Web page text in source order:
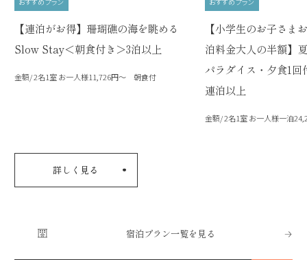
【連泊がお得】珊瑚礁の海を眺める
Slow Stay＜朝食付き＞3泊以上
金額/ 2名1室 お一人様11,726円～ 朝食付
【小学生のお子さま
泊料金大人の半額】
パラダイス・夕食1回
連泊以上
金額/ 2名1室 お一人様一泊
詳しく見る
宿泊プラン一覧を見る